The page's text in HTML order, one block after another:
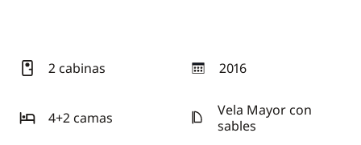
2 cabinas 2016
año
4+2 camas
Vela Mayor con
sables